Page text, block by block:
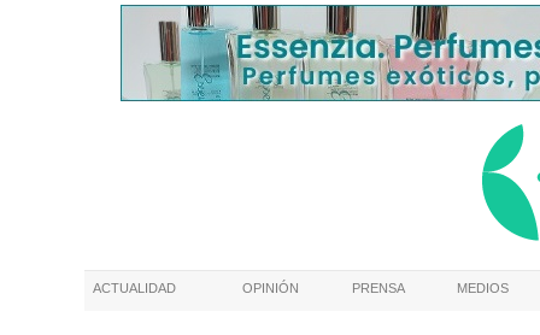
ACTUALIDAD OPINIÓN PRENSA MEDIOS